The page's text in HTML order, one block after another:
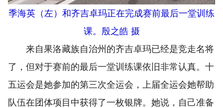
季海英（左）和齐吉卓玛正在完成赛前最后一堂训练
课。殷之皓 摄
来自果洛藏族自治州的齐吉卓玛已经是竞走名将
了，但对于赛前的最后一堂训练课依旧非常认真。十
五运会是她参加的第三次全运会，上届全运会她帮助
队伍在团体项目中获得了一枚银牌。她说，自己准备